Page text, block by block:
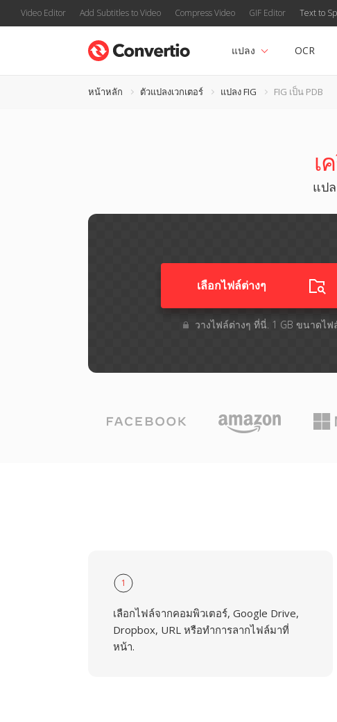
Video Editor Add Subtitles to Video Compress Video GIF Editor Text to
แปลง OCR
หน้าหลัก ตัวแปลงเวกเตอร์ แปลง FIG FIG เป็น PDB
เ
แป
เลือกไฟล์ต่างๆ​
วางไฟล์ต่างๆ​ ที่นี่. 1 GB ขนาดไ
1
เลือกไฟล์จากคอมพิวเตอร์, Google Drive,
Dropbox, URL หรือทำการลากไฟล์มาที่
หน้า.